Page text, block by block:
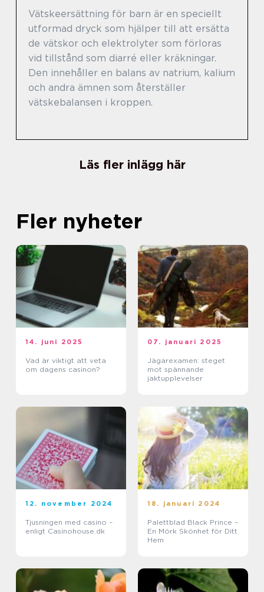
Vätskeersättning för barn är en speciellt
utformad dryck som hjälper till att ersätta
de vätskor och elektrolyter som förloras
vid tillstånd som diarré eller kräkningar.
Den innehåller en balans av natrium, kalium
och andra ämnen som återställer
vätskebalansen i kroppen.
Läs fler inlägg här
Fler nyheter
14. juni 2025
Vad är viktigt att veta
om dagens casinon?
07. januari 2025
Jägarexamen: steget
mot spännande
jaktupplevelser
12. november 2024
Tjusningen med casino –
enligt Casinohouse.dk
18. januari 2024
Palettblad Black Prince –
En Mörk Skönhet för Ditt
Hem